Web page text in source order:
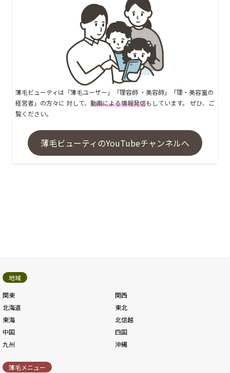
薄毛ビューティは「薄毛ユーザー」「理容師 ・美容師」「理・美容室の
経営者」の方々に 対して、 動画による情報発信もしています。 ぜひ、ご
覧ください。
薄毛ビューティのYouTubeチャンネルへ
地域
関東
関西
北海道
東北
東海
北信越
中国
四国
九州
沖縄
薄毛メニュー